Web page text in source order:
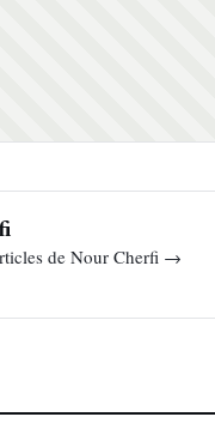
de Nour Cherfi →